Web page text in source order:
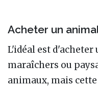
Acheter un
L'idéal est d'acheter
maraîchers ou
animaux, mais